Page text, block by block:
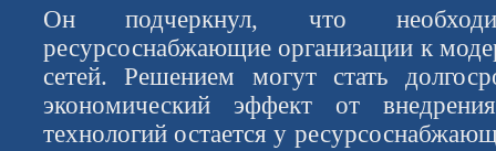
Он подчеркнул, что
ресурсоснабжающие организации к
сетей. Решением могут стать
экономический эффект от
технологий остается у